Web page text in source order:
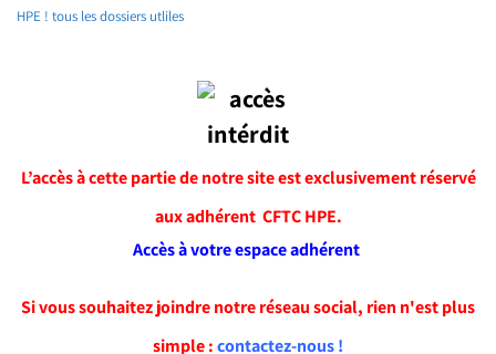
HPE ! tous les dossiers utliles
L’accès à cette partie de notre site est exclusivement réservé
aux adhérent CFTC HPE.
Accès à votre espace adhérent
Si vous souhaitez joindre notre réseau social, rien n'est plus
simple :contactez-nous !